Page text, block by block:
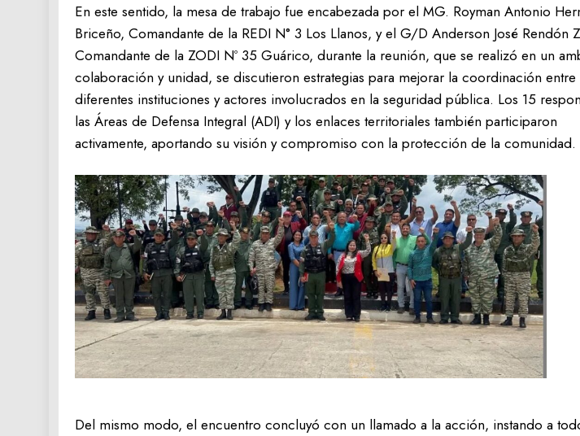
‎En este sentido, la mesa de trabajo fue encabezada por el MG. Royman Antonio
Briceño, Comandante de la REDI N° 3 Los Llanos, y el G/D Anderson José Rendón
Comandante de la ZODI Nº 35 Guárico, durante la reunión, que se realizó en un
colaboración y unidad, se discutieron estrategias para mejorar la coordinación entre
diferentes instituciones y actores involucrados en la seguridad pública. Los 15
las Áreas de Defensa Integral (ADI) y los enlaces territoriales también participaron
activamente, aportando su visión y compromiso con la protección de la comunidad.
Del mismo modo, el encuentro concluyó con un llamado a la acción, instando a